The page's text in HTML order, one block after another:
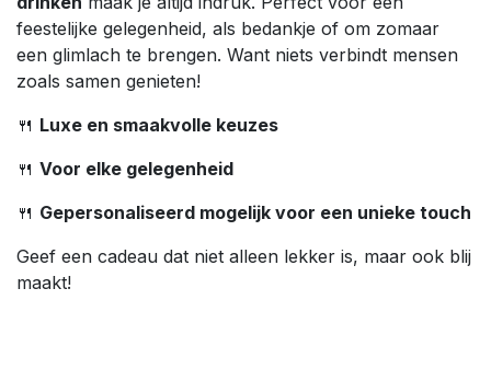
feestelijke gelegenheid, als bedankje of om zomaar
een glimlach te brengen. Want niets verbindt mensen
zoals samen genieten!
🍴 Luxe en smaakvolle keuzes
🍴 Voor elke gelegenheid
🍴 Gepersonaliseerd mogelijk voor een unieke touch
Geef een cadeau dat niet alleen lekker is, maar ook blij
maakt!